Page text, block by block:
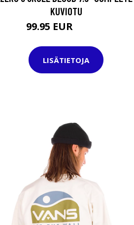
KUVIOTU
99.95 EUR
LISÄTIETOJA